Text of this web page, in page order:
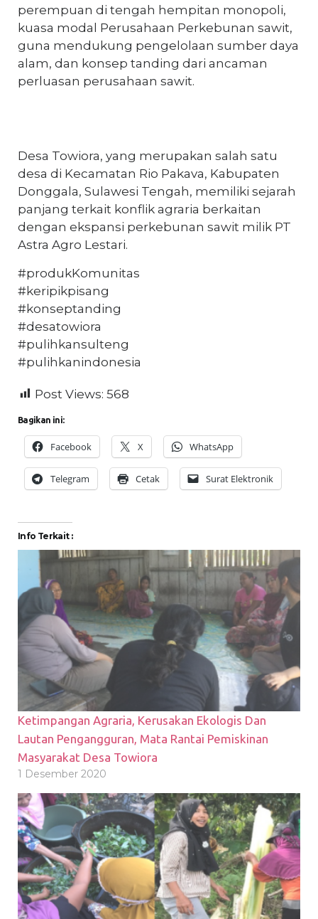
perempuan di tengah hempitan monopoli,
kuasa modal Perusahaan Perkebunan sawit,
guna mendukung pengelolaan sumber daya
alam, dan konsep tanding dari ancaman
perluasan perusahaan sawit.
Desa Towiora, yang merupakan salah satu
desa di Kecamatan Rio Pakava, Kabupaten
Donggala, Sulawesi Tengah, memiliki sejarah
panjang terkait konflik agraria berkaitan
dengan ekspansi perkebunan sawit milik PT
Astra Agro Lestari.
#produkKomunitas
#keripikpisang
#konseptanding
#desatowiora
#pulihkansulteng
#pulihkanindonesia
Post Views: 568
Bagikan ini:
Facebook X WhatsApp
Telegram Cetak Surat Elektronik
Info Terkait :
Ketimpangan Agraria, Kerusakan Ekologis Dan
Lautan Pengangguran, Mata Rantai Pemiskinan
Masyarakat Desa Towiora
1 Desember 2020